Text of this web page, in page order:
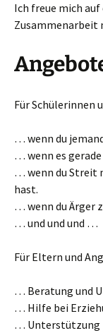
Ich freue mich
Zusammenarbeit
Für Schülerinnen
… wenn du
… wenn es
… wenn du Streit
hast.
… wenn du Ärger
… und und und …
Für Eltern und
… Beratung und
… Hilfe bei
… Unterstützung